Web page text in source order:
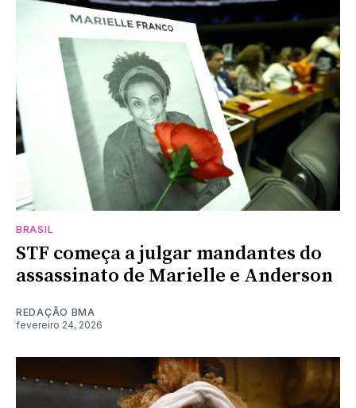
BRASIL
STF começa a julgar mandantes do
assassinato de Marielle e Anderson
REDAÇÃO BMA
fevereiro 24, 2026